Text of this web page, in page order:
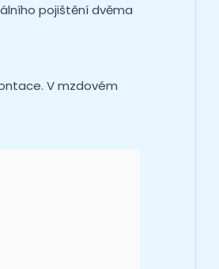
pojištění dvěma
V mzdovém